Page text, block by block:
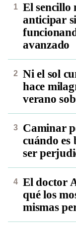
El sencillo
anticipar
avanzado
Ni el sol
hace
verano
Caminar
cuándo es
ser
El doctor
qué los
mismas